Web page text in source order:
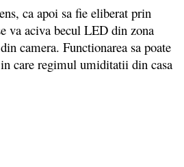
ca apoi sa fie eliberat prin
va aciva becul LED din zona
camera. Functionarea sa poate
care regimul umiditatii din casa